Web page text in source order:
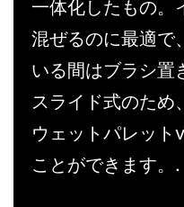
一体化したもの。
混ぜるのに最適で
いる間はブラシ置
スライド式のため
ウェットパレット
ことができます。.